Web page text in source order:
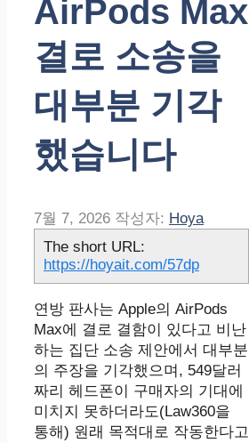
AirPods Max
결로 소송을
대부분 기각
했습니다
7월 7, 2026 작성자: Hoya
The short URL:
https://hoyait.com/57dp
연방 판사는 Apple의 AirPods
Max에 결로 결함이 있다고 비난
하는 집단 소송 제안에서 대부분
의 주장을 기각했으며, 549달러
짜리 헤드폰이 구매자의 기대에
미치지 못하더라도(Law360을
통해) 원래 목적대로 작동한다고